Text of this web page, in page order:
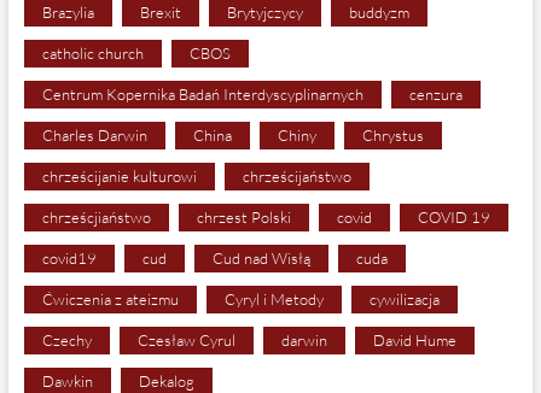
Brazylia Brexit Brytyjczycy buddyzm
catholic church CBOS
Centrum Kopernika Badań Interdyscyplinarnych cenzura
Charles Darwin China Chiny Chrystus
chrześcijanie kulturowi chrześcijaństwo
chrześcjiaństwo chrzest Polski covid COVID 19
covid19 cud Cud nad Wisłą cuda
Ćwiczenia z ateizmu Cyryl i Metody cywilizacja
Czechy Czesław Cyrul darwin David Hume
Dawkin Dekalog